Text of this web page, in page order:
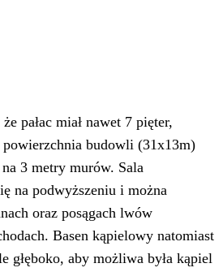
pałac miał nawet 7 pięter,
budowli (31x13m)
3 metry murów. Sala
na podwyższeniu i można
oraz posągach lwów
Basen kąpielowy natomiast
głęboko, aby możliwa była kąpiel